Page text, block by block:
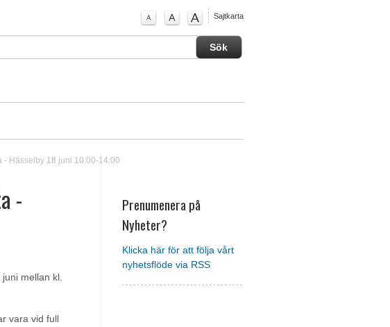
Sajtkarta
- Hässelby 18 juni 10:00-14:00
-
mellan kl.
vara vid full
Prenumenera på
Nyheter?
Klicka här för att följa vårt
nyhetsflöde via RSS